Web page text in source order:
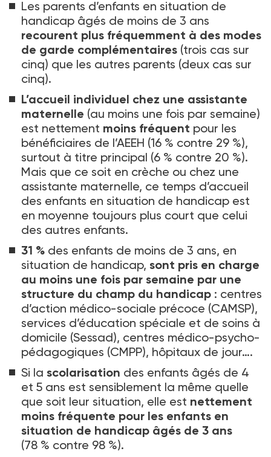
Les parents d’enfants en situation de
handicap âgés de moins de 3 ans
recourent plus fréquemment à des modes
de garde complémentaires (trois cas sur
cinq) que les autres parents (deux cas sur
cinq).
L’accueil individuel chez une assistante
maternelle (au moins une fois par semaine)
est nettement moins fréquent pour les
bénéficiaires de l’AEEH (16 % contre 29 %),
surtout à titre principal (6 % contre 20 %).
Mais que ce soit en crèche ou chez une
assistante maternelle, ce temps d’accueil
des enfants en situation de handicap est
en moyenne toujours plus court que celui
des autres enfants.
31 % des enfants de moins de 3 ans, en
situation de handicap, sont pris en charge
au moins une fois par semaine par une
structure du champ du handicap : centres
d’action médico-sociale précoce (CAMSP),
services d’éducation spéciale et de soins à
domicile (Sessad), centres médico-psycho-
pédagogiques (CMPP), hôpitaux de jour….
Si la scolarisation des enfants âgés de 4
et 5 ans est sensiblement la même quelle
que soit leur situation, elle est nettement
moins fréquente pour les enfants en
situation de handicap âgés de 3 ans
(78 % contre 98 %).